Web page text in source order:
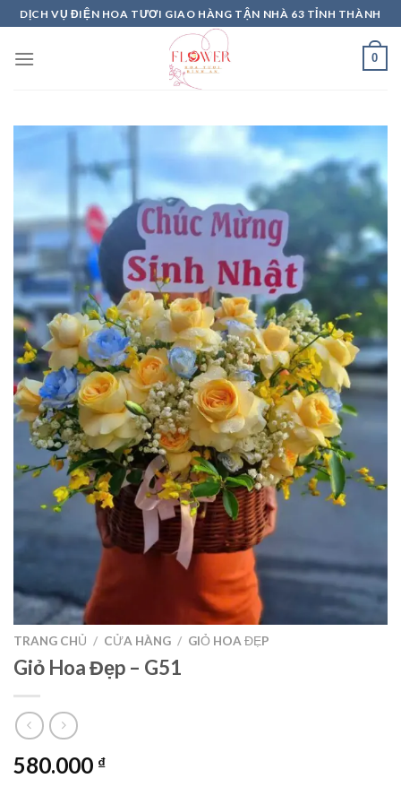
Skip
to
content
DỊCH VỤ ĐIỆN HOA TƯƠI GIAO HÀNG TẬN NHÀ 63 TỈNH THÀNH
0
TRANG CHỦ / CỬA HÀNG / GIỎ HOA ĐẸP
Giỏ Hoa Đẹp – G51
580.000 ₫